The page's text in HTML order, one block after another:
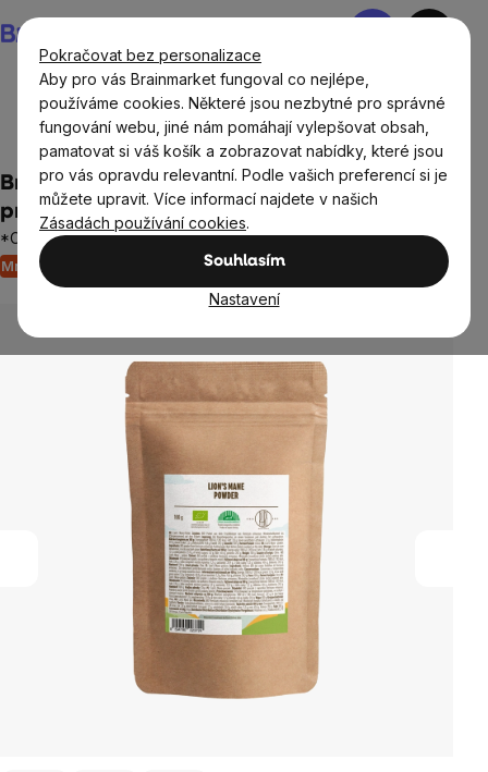
Pokračovat bez personalizace
Aby pro vás Brainmarket fungoval co nejlépe,
používáme cookies. Některé jsou nezbytné pro správné
fungování webu, jiné nám pomáhají vylepšovat obsah,
pamatovat si váš košík a zobrazovat nabídky, které jsou
pro vás opravdu relevantní. Podle vašich preferencí si je
můžete upravit. Více informací najdete v našich
Zásadách používání cookies.
Souhlasím
Nastavení
na
obsah
Nákupní
Doplňky stravy a výživa Houby Hericium
BrainMax Pure® Lion's Mane (Hericium)
prášek BIO, 100g
*CZ-BIO-001 certifikát
Množstevní sleva
je
5,0
5
hvězdiček.
17 hodnocení